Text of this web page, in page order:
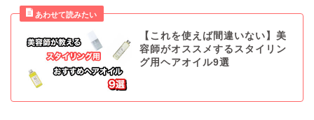
【これを使えば間違いない】美
容師がオススメするスタイリン
グ用ヘアオイル9選